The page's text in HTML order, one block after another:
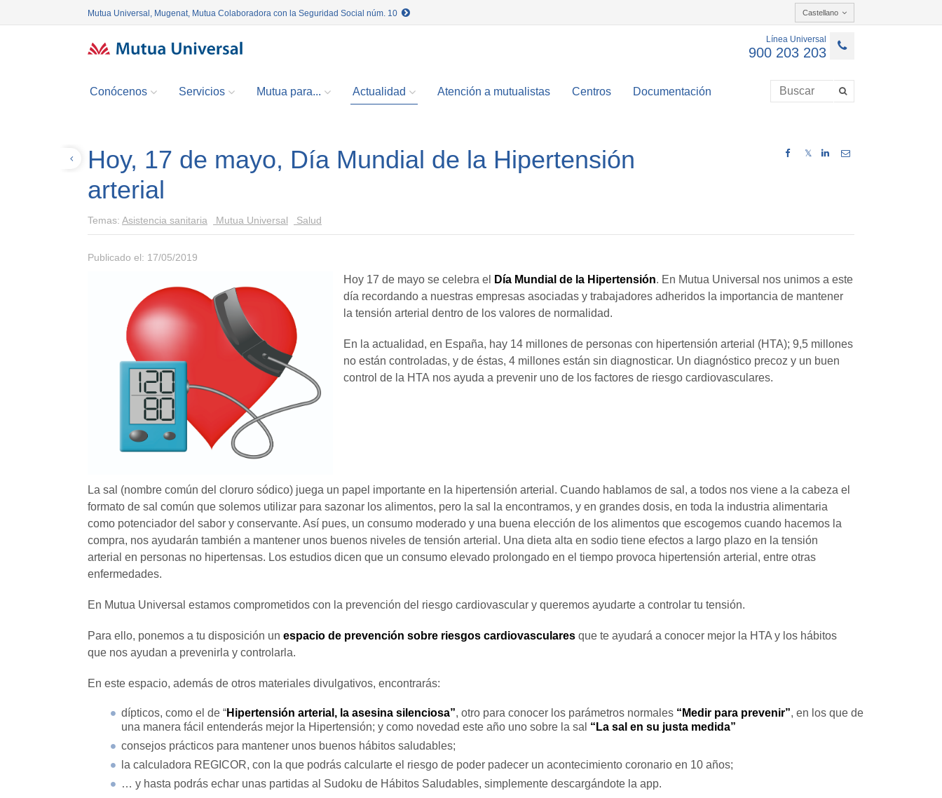
Mutua Universal, Mugenat, Mutua Colaboradora con la Seguridad Social núm. 10 Castellano
Línea Universal
900 203 203
Conócenos Servicios Mutua para... Actualidad Atención a mutualistas Centros Documentación
𝕏
Hoy, 17 de mayo, Día Mundial de la Hipertensión
arterial
Temas: Asistencia sanitaria Mutua Universal Salud
Publicado el: 17/05/2019
Hoy 17 de mayo se celebra el Día Mundial de la Hipertensión. En Mutua Universal nos unimos a este
día recordando a nuestras empresas asociadas y trabajadores adheridos la importancia de mantener
la tensión arterial dentro de los valores de normalidad.
En la actualidad, en España, hay 14 millones de personas con hipertensión arterial (HTA); 9,5 millones
no están controladas, y de éstas, 4 millones están sin diagnosticar. Un diagnóstico precoz y un buen
control de la HTA nos ayuda a prevenir uno de los factores de riesgo cardiovasculares.
La sal (nombre común del cloruro sódico) juega un papel importante en la hipertensión arterial. Cuando hablamos de sal, a todos nos viene a la cabeza el
formato de sal común que solemos utilizar para sazonar los alimentos, pero la sal la encontramos, y en grandes dosis, en toda la industria alimentaria
como potenciador del sabor y conservante. Así pues, un consumo moderado y una buena elección de los alimentos que escogemos cuando hacemos la
compra, nos ayudarán también a mantener unos buenos niveles de tensión arterial. Una dieta alta en sodio tiene efectos a largo plazo en la tensión
arterial en personas no hipertensas. Los estudios dicen que un consumo elevado prolongado en el tiempo provoca hipertensión arterial, entre otras
enfermedades.
En Mutua Universal estamos comprometidos con la prevención del riesgo cardiovascular y queremos ayudarte a controlar tu tensión.
Para ello, ponemos a tu disposición un espacio de prevención sobre riesgos cardiovasculares que te ayudará a conocer mejor la HTA y los hábitos
que nos ayudan a prevenirla y controlarla.
En este espacio, además de otros materiales divulgativos, encontrarás:
dípticos, como el de “Hipertensión arterial, la asesina silenciosa”, otro para conocer los parámetros normales “Medir para prevenir”, en los que de
una manera fácil entenderás mejor la Hipertensión; y como novedad este año uno sobre la sal “La sal en su justa medida”
consejos prácticos para mantener unos buenos hábitos saludables;
la calculadora REGICOR, con la que podrás calcularte el riesgo de poder padecer un acontecimiento coronario en 10 años;
… y hasta podrás echar unas partidas al Sudoku de Hábitos Saludables, simplemente descargándote la app.